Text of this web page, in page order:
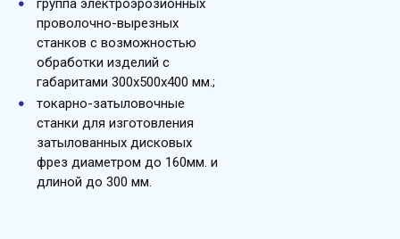
группа электроэрозионных
проволочно-вырезных
станков с возможностью
обработки изделий с
габаритами 300х500х400 мм.;
токарно-затыловочные
станки для изготовления
затылованных дисковых
фрез диаметром до 160мм. и
длиной до 300 мм.